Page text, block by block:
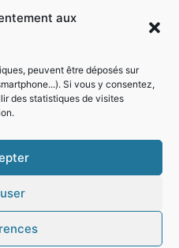
aux
peuvent être déposés sur
Si vous y consentez,
des statistiques de visites
de la mairie